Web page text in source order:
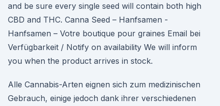
and be sure every single seed will contain both high
CBD and THC. Canna Seed – Hanfsamen -
Hanfsamen – Votre boutique pour graines Email bei
Verfügbarkeit / Notify on availability We will inform
you when the product arrives in stock.
Alle Cannabis-Arten eignen sich zum medizinischen
Gebrauch, einige jedoch dank ihrer verschiedenen